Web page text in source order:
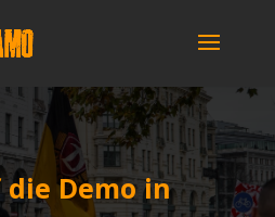
Demo in